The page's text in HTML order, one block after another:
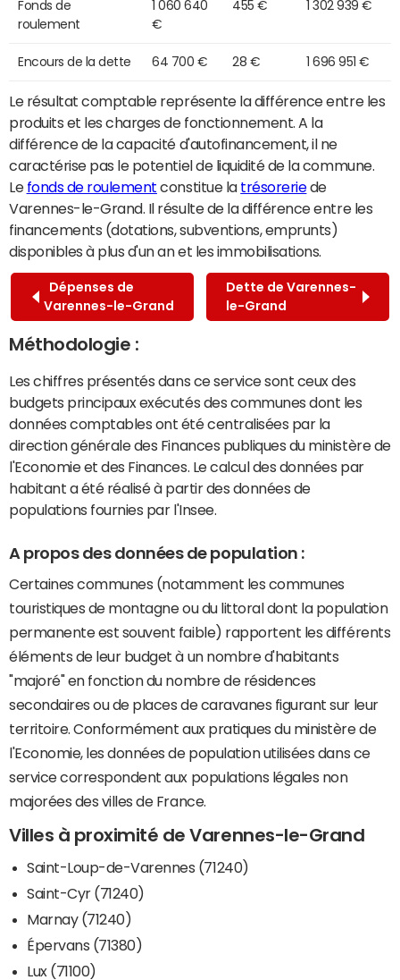
Fonds de
roulement
1 060 640
€
455 € 1 302 939 €
Encours de la dette 64 700 € 28 € 1 696 951 €
Le résultat comptable représente la différence entre les
produits et les charges de fonctionnement. A la
différence de la capacité d'autofinancement, il ne
caractérise pas le potentiel de liquidité de la commune.
Le fonds de roulement constitue la trésoreriede
Varennes-le-Grand. Il résulte de la différence entre les
financements (dotations, subventions, emprunts)
disponibles à plus d'un an et les immobilisations.
Dépenses de
Varennes-le-Grand
Dette de Varennes-
le-Grand
Méthodologie :
Les chiffres présentés dans ce service sont ceux des
budgets principaux exécutés des communes dont les
données comptables ont été centralisées par la
direction générale des Finances publiques du ministère de
l'Economie et des Finances. Le calcul des données par
habitant a été réalisé à partir des données de
populations fournies par l'Insee.
A propos des données de population :
Certaines communes (notamment les communes
touristiques de montagne ou du littoral dont la population
permanente est souvent faible) rapportent les différents
éléments de leur budget à un nombre d'habitants
"majoré" en fonction du nombre de résidences
secondaires ou de places de caravanes figurant sur leur
territoire. Conformément aux pratiques du ministère de
l'Economie, les données de population utilisées dans ce
service correspondent aux populations légales non
majorées des villes de France.
Villes à proximité de Varennes-le-Grand
Saint-Loup-de-Varennes (71240)
Saint-Cyr (71240)
Marnay (71240)
Épervans (71380)
Lux (71100)